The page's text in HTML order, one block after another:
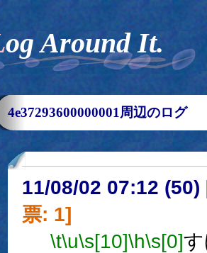
Log Around It.
4e37293600000001周辺のログ
11/08/02 07:12 (50)
票: 1]
\t\u\s[10]\h\s[0]